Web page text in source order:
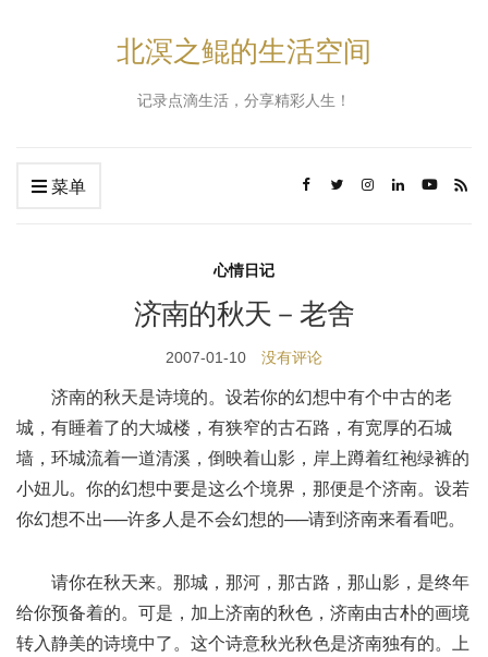
北溟之鲲的生活空间
记录点滴生活，分享精彩人生！
菜单
心情日记
济南的秋天－老舍
2007-01-10 没有评论
济南的秋天是诗境的。设若你的幻想中有个中古的老
城，有睡着了的大城楼，有狭窄的古石路，有宽厚的石城
墙，环城流着一道清溪，倒映着山影，岸上蹲着红袍绿裤的
小妞儿。你的幻想中要是这么个境界，那便是个济南。设若
你幻想不出──许多人是不会幻想的──请到济南来看看吧。
请你在秋天来。那城，那河，那古路，那山影，是终年
给你预备着的。可是，加上济南的秋色，济南由古朴的画境
转入静美的诗境中了。这个诗意秋光秋色是济南独有的。上